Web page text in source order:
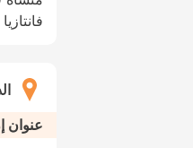
عنوان